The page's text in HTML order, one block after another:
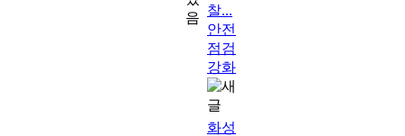
찰...
안전
점검
강화
화성